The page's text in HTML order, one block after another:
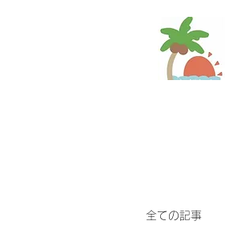
全ての記事